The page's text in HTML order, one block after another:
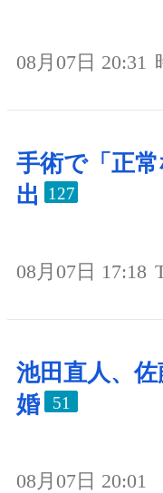
08月07日 20:31
手術で「正
出
127
08月07日 17:18
池田直人、
婚
51
08月07日 20:01